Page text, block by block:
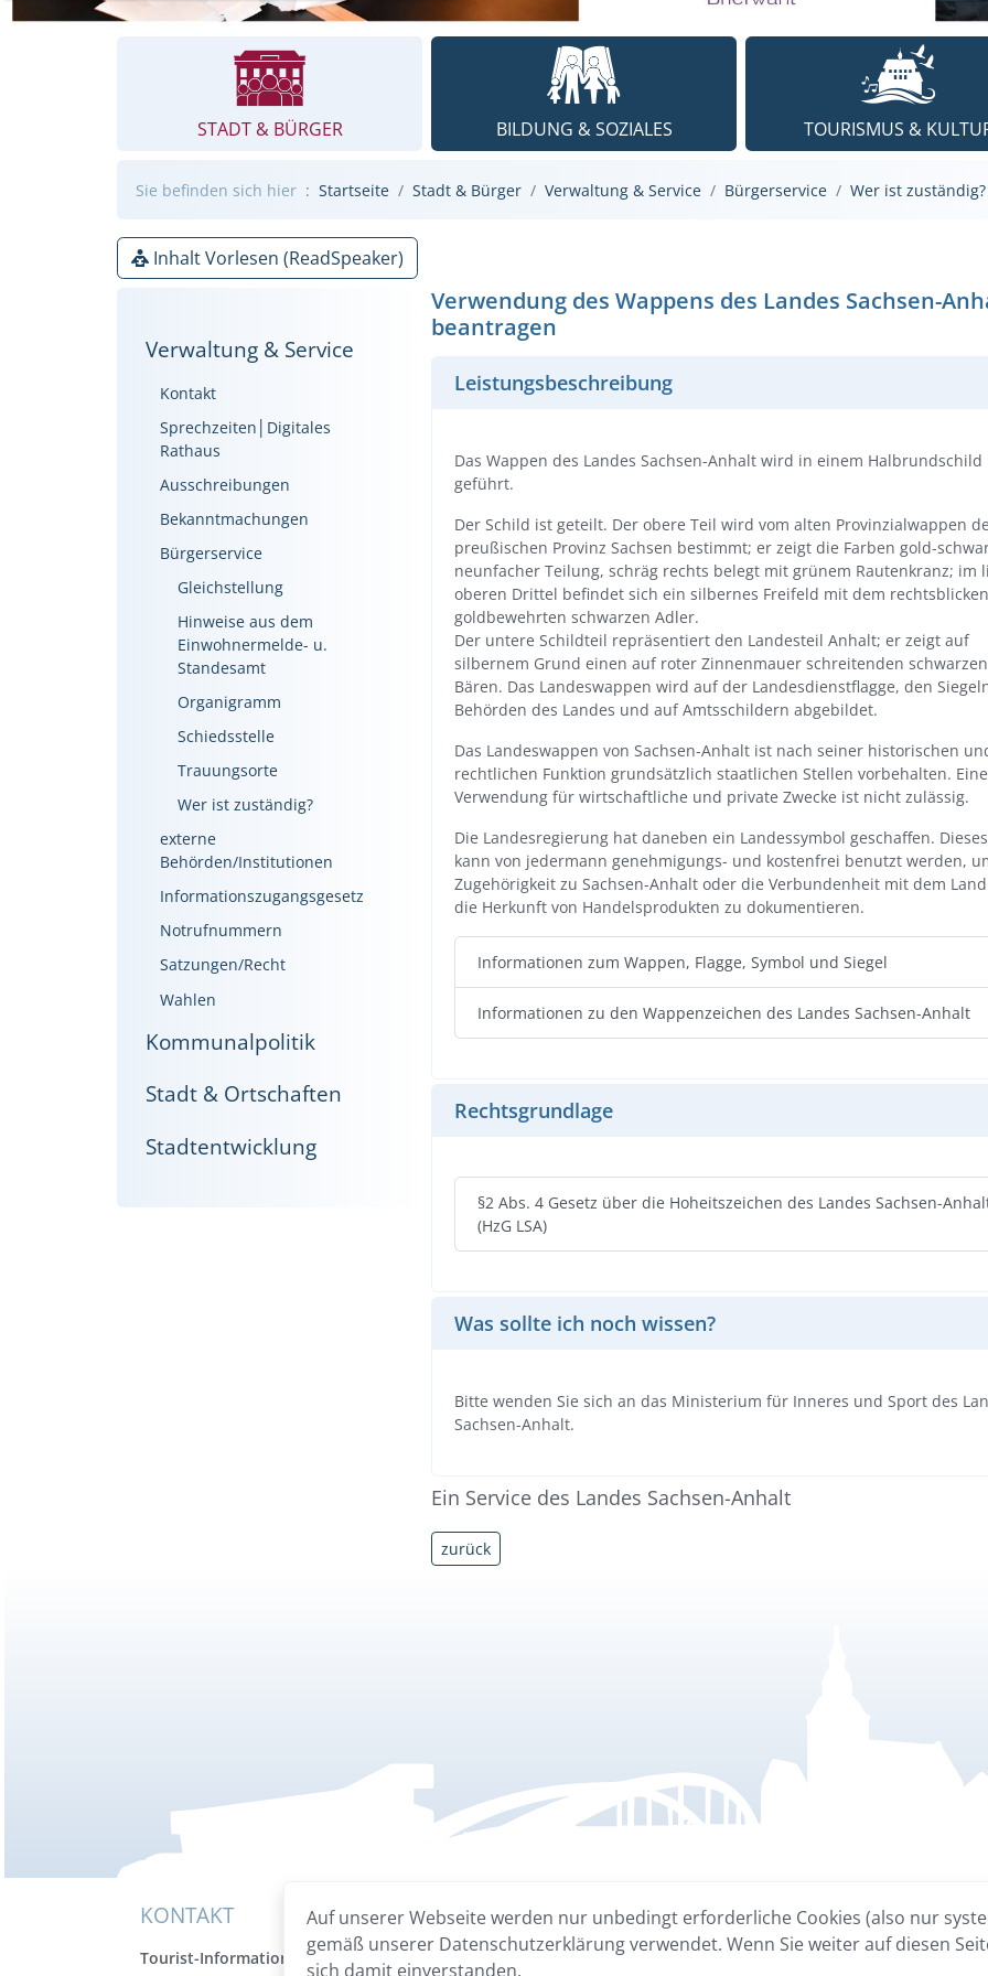
Auf unserer Webseite werden nur unbedingt erforderliche Cookies (also nur
gemäß unserer Datenschutzerklärung verwendet. Wenn Sie weiter auf diesen
sich damit einverstanden.
STADT & BÜRGER BILDUNG & SOZIALES TOURISMUS &
Sie befinden sich hier Startseite Stadt & Bürger Verwaltung & Service Bürgerservice Wer ist zuständig?
Inhalt Vorlesen (ReadSpeaker)
Verwendung des Wappens des Landes Sachsen-
beantragen
Leistungsbeschreibung
Das Wappen des Landes Sachsen-Anhalt wird in einem Halbrundschild
geführt.
Der Schild ist geteilt. Der obere Teil wird vom alten Provinzialwappen
preußischen Provinz Sachsen bestimmt; er zeigt die Farben gold-
neunfacher Teilung, schräg rechts belegt mit grünem Rautenkranz; im
oberen Drittel befindet sich ein silbernes Freifeld mit dem
goldbewehrten schwarzen Adler.
Der untere Schildteil repräsentiert den Landesteil Anhalt; er zeigt auf
silbernem Grund einen auf roter Zinnenmauer schreitenden schwarzen
Bären. Das Landeswappen wird auf der Landesdienstflagge, den
Behörden des Landes und auf Amtsschildern abgebildet.
Das Landeswappen von Sachsen-Anhalt ist nach seiner historischen
rechtlichen Funktion grundsätzlich staatlichen Stellen vorbehalten. Eine
Verwendung für wirtschaftliche und private Zwecke ist nicht zulässig.
Die Landesregierung hat daneben ein Landessymbol geschaffen. Dieses
kann von jedermann genehmigungs- und kostenfrei benutzt werden,
Zugehörigkeit zu Sachsen-Anhalt oder die Verbundenheit mit dem
die Herkunft von Handelsprodukten zu dokumentieren.
Informationen zum Wappen, Flagge, Symbol und Siegel
Informationen zu den Wappenzeichen des Landes Sachsen-Anhalt
Rechtsgrundlage
§2 Abs. 4 Gesetz über die Hoheitszeichen des Landes Sachsen-
(HzG LSA)
Was sollte ich noch wissen?
Bitte wenden Sie sich an das Ministerium für Inneres und Sport des
Sachsen-Anhalt.
Ein Service des Landes Sachsen-Anhalt
zurück
Verwaltung & Service
Kontakt
Sprechzeiten│Digitales
Rathaus
Ausschreibungen
Bekanntmachungen
Bürgerservice
Gleichstellung
Hinweise aus dem
Einwohnermelde- u.
Standesamt
Organigramm
Schiedsstelle
Trauungsorte
Wer ist zuständig?
externe
Behörden/Institutionen
Informationszugangsgesetz
Notrufnummern
Satzungen/Recht
Wahlen
Kommunalpolitik
Stadt & Ortschaften
Stadtentwicklung
KONTAKT
Tourist-Information
INTERESSANTE LINKS
Anreise
INTERESSANTE